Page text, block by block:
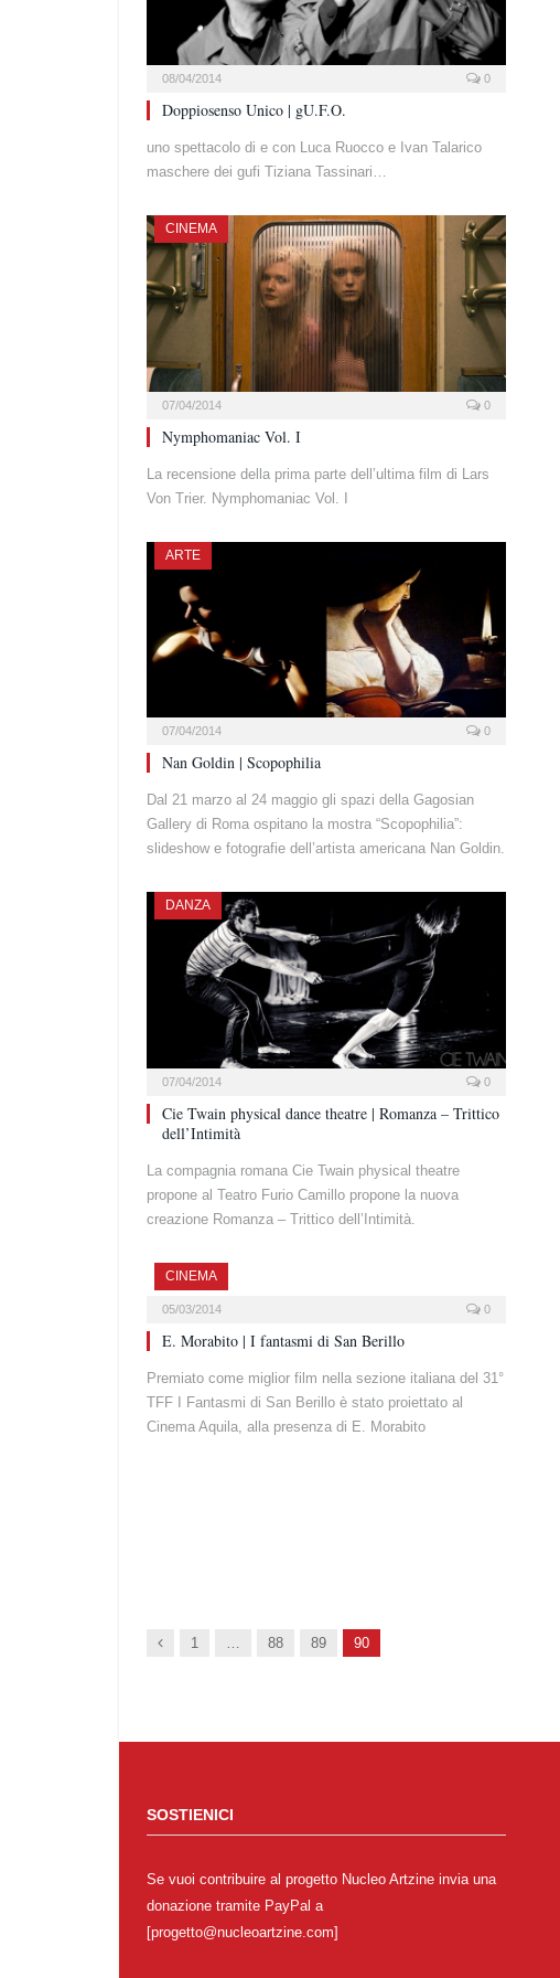
08/04/2014 0
Doppiosenso Unico | gU.F.O.
uno spettacolo di e con Luca Ruocco e Ivan Talarico
maschere dei gufi Tiziana Tassinari…
CINEMA
07/04/2014 0
Nymphomaniac Vol. I
La recensione della prima parte dell’ultima film di Lars
Von Trier. Nymphomaniac Vol. I
ARTE
07/04/2014 0
Nan Goldin | Scopophilia
Dal 21 marzo al 24 maggio gli spazi della Gagosian
Gallery di Roma ospitano la mostra “Scopophilia”:
slideshow e fotografie dell’artista americana Nan Goldin.
DANZA
07/04/2014 0
Cie Twain physical dance theatre | Romanza – Trittico
dell’Intimità
La compagnia romana Cie Twain physical theatre
propone al Teatro Furio Camillo propone la nuova
creazione Romanza – Trittico dell’Intimità.
CINEMA
05/03/2014 0
E. Morabito | I fantasmi di San Berillo
Premiato come miglior film nella sezione italiana del 31°
TFF I Fantasmi di San Berillo è stato proiettato al
Cinema Aquila, alla presenza di E. Morabito
Prec.1 … 88 89 90
SOSTIENICI
Se vuoi contribuire al progetto Nucleo Artzine invia una
donazione tramite PayPal a
[progetto@nucleoartzine.com]